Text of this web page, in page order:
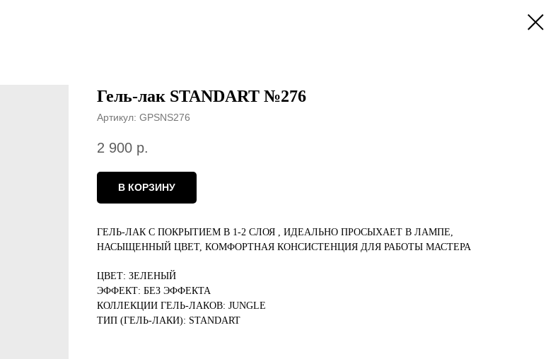
Гель-лак STANDART №276
Артикул: GPSNS276
2 900 р.
В КОРЗИНУ
ГЕЛЬ-ЛАК С ПОКРЫТИЕМ В 1-2 СЛОЯ , ИДЕАЛЬНО ПРОСЫХАЕТ В ЛАМПЕ,
НАСЫЩЕННЫЙ ЦВЕТ, КОМФОРТНАЯ КОНСИСТЕНЦИЯ ДЛЯ РАБОТЫ МАСТЕРА
ЦВЕТ: ЗЕЛЕНЫЙ
ЭФФЕКТ: БЕЗ ЭФФЕКТА
КОЛЛЕКЦИИ ГЕЛЬ-ЛАКОВ: JUNGLE
ТИП (ГЕЛЬ-ЛАКИ): STANDART